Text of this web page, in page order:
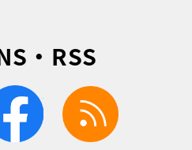
・RSS
facebook